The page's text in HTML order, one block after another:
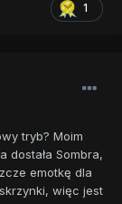
1
tryb? Moim
dostała Sombra,
emotkę dla
więc jest